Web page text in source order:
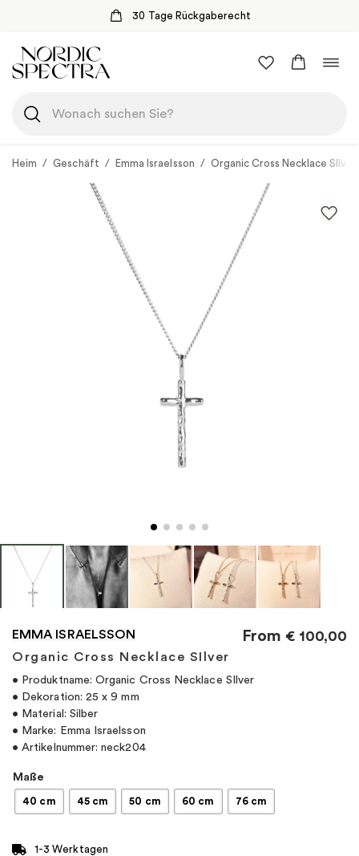
30 Tage Rückgaberecht
Inhalt
springen
Heim / Geschäft / Emma Israelsson / Organic Cross Necklace SIlver
EMMA ISRAELSSON
Organic Cross Necklace SIlver
From € 100,00
• Produktname: Organic Cross Necklace SIlver
• Dekoration: 25 x 9 mm
• Material: Silber
• Marke: Emma Israelsson
• Artikelnummer: neck204
Maße
40 cm 45 cm 50 cm 60 cm 76 cm
1-3 Werktagen